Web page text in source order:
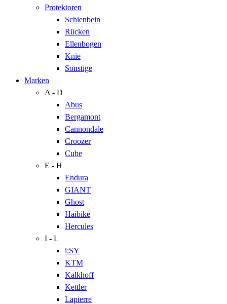
Protektoren
Schienbein
Rücken
Ellenbogen
Knie
Sonstige
Marken
A - D
Abus
Bergamont
Cannondale
Croozer
Cube
E - H
Endura
GIANT
Ghost
Haibike
Hercules
I - L
i:SY
KTM
Kalkhoff
Kettler
Lapierre